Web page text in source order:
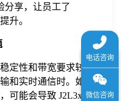
分享，让员工了
升。
定性和带宽要求较
和实时通信时。如果
可能会导致 J2L3x 的